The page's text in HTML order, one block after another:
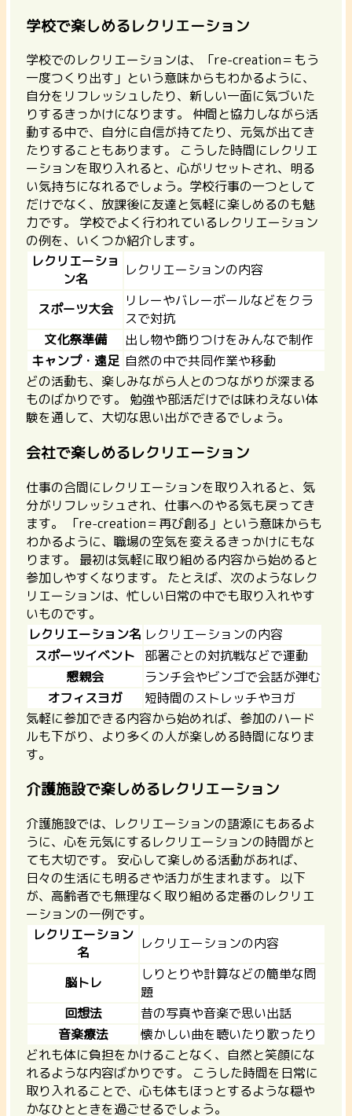
学校で楽しめるレクリエーション
学校でのレクリエーションは、「re-creation＝もう
一度つくり出す」という意味からもわかるように、
自分をリフレッシュしたり、新しい一面に気づいた
りするきっかけになります。 仲間と協力しながら活
動する中で、自分に自信が持てたり、元気が出てき
たりすることもあります。
こうした時間にレクリエ
ーションを取り入れると、心がリセットされ、明る
い気持ちになれるでしょう。学校行事の一つとして
だけでなく、放課後に友達と気軽に楽しめるのも魅
力です。 学校でよく行われているレクリエーション
の例を、いくつか紹介します。
レクリエーショ
ン名
レクリエーションの内容
スポーツ大会
リレーやバレーボールなどをクラ
スで対抗
文化祭準備
出し物や飾りつけをみんなで制作
キャンプ・遠足 自然の中で共同作業や移動
どの活動も、楽しみながら人とのつながりが深まる
ものばかりです。 勉強や部活だけでは味わえない体
験を通して、大切な思い出ができるでしょう。
会社で楽しめるレクリエーション
仕事の合間にレクリエーションを取り入れると、気
分がリフレッシュされ、仕事へのやる気も戻ってき
ます。
「re-creation＝再び創る」という意味からも
わかるように、職場の空気を変えるきっかけにもな
ります。
最初は気軽に取り組める内容から始めると
参加しやすくなります。 たとえば、次のようなレク
リエーションは、忙しい日常の中でも取り入れやす
いものです。
レクリエーション名 レクリエーションの内容
スポーツイベント
部署ごとの対抗戦などで運動
懇親会
ランチ会やビンゴで会話が弾む
オフィスヨガ
短時間のストレッチやヨガ
気軽に参加できる内容から始めれば、参加のハード
ルも下がり、より多くの人が楽しめる時間になりま
す。
介護施設で楽しめるレクリエーション
介護施設では、レクリエーションの語源にもあるよ
うに、心を元気にするレクリエーションの時間がと
ても大切です。 安心して楽しめる活動があれば、
日々の生活にも明るさや活力が生まれます。
以下
が、高齢者でも無理なく取り組める定番のレクリエ
ーションの一例です。
レクリエーション
名
レクリエーションの内容
脳トレ
しりとりや計算などの簡単な問
題
回想法
昔の写真や音楽で思い出話
音楽療法
懐かしい曲を聴いたり歌ったり
どれも体に負担をかけることなく、自然と笑顔にな
れるような内容ばかりです。 こうした時間を日常に
取り入れることで、心も体もほっとするような穏や
かなひとときを過ごせるでしょう。